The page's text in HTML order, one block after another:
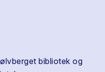
bibliotek og